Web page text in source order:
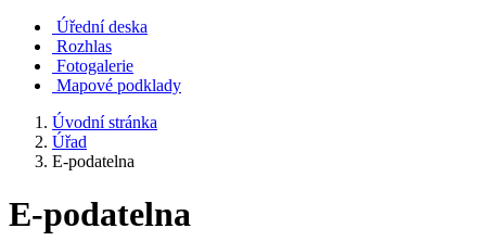
Úřední deska
Rozhlas
Fotogalerie
Mapové podklady
Úvodní stránka
Úřad
E-podatelna
E-podatelna